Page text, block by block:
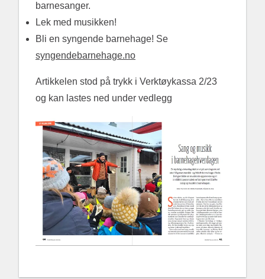
barnesanger.
Lek med musikken!
Bli en syngende barnehage! Se
syngendebarnehage.no
Artikkelen stod på trykk i Verktøykassa 2/23
og kan lastes ned under vedlegg